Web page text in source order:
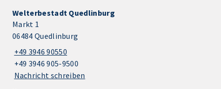
Welterbestadt Quedlinburg
Markt 1
06484 Quedlinburg
+49 3946 90550
+49 3946 905-9500
Nachricht schreiben